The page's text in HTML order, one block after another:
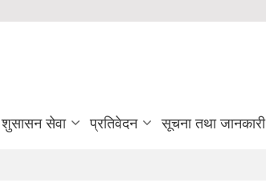
शुसासन सेवा प्रतिवेदन सूचना तथा जानकारी